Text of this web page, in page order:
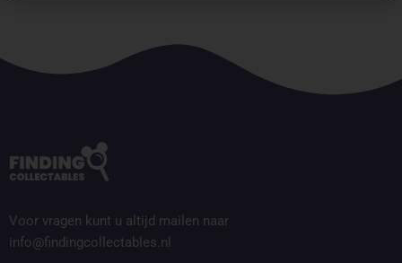
Voor vragen kunt u altijd mailen naar
info@findingcollectables.nl